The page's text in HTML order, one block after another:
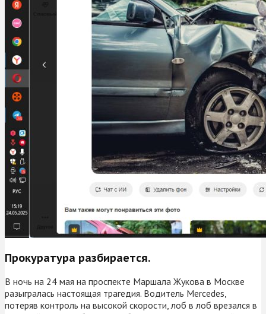
Прокуратура разбирается.
В ночь на 24 мая на проспекте Маршала Жукова в Москве
разыгралась настоящая трагедия. Водитель Mercedes,
потеряв контроль на высокой скорости, лоб в лоб врезался в